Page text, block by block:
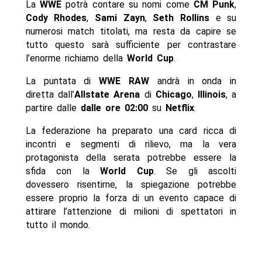
LaWWE potrà contare su nomi come CM Punk,
Cody Rhodes, Sami Zayn, Seth Rollinse su
numerosi match titolati, ma resta da capire se
tutto questo sarà sufficiente per contrastare
l’enorme richiamo della World Cup.
La puntata diWWE RAW andrà in onda in
diretta dall’Allstate Arena di Chicago, Illinois, a
partire dalle dalle ore 02:00 su Netflix.
La federazione ha preparato una card ricca di
incontri e segmenti di rilievo, ma la vera
protagonista della serata potrebbe essere la
sfida con laWorld Cup. Se gli ascolti
dovessero risentirne, la spiegazione potrebbe
essere proprio la forza di un evento capace di
attirare l’attenzione di milioni di spettatori in
tutto il mondo.